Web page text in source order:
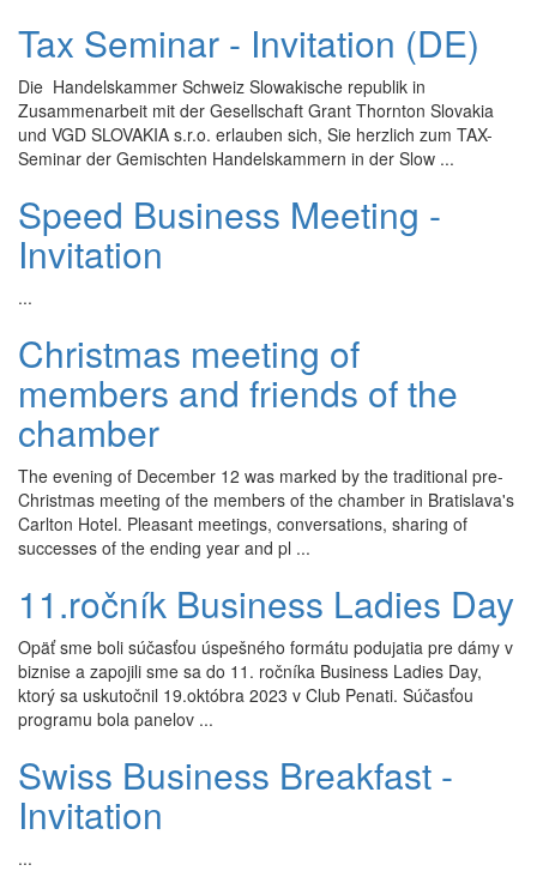
Tax Seminar - Invitation (DE)
Die Handelskammer Schweiz Slowakische republik in
Zusammenarbeit mit der Gesellschaft Grant Thornton Slovakia
und VGD SLOVAKIA s.r.o. erlauben sich, Sie herzlich zum TAX-
Seminar der Gemischten Handelskammern in der Slow ...
Speed Business Meeting -
Invitation
...
Christmas meeting of
members and friends of the
chamber
The evening of December 12 was marked by the traditional pre-
Christmas meeting of the members of the chamber in Bratislava's
Carlton Hotel. Pleasant meetings, conversations, sharing of
successes of the ending year and pl ...
11.ročník Business Ladies Day
Opäť sme boli súčasťou úspešného formátu podujatia pre dámy v
biznise a zapojili sme sa do 11. ročníka Business Ladies Day,
ktorý sa uskutočnil 19.októbra 2023 v Club Penati. Súčasťou
programu bola panelov ...
Swiss Business Breakfast -
Invitation
...